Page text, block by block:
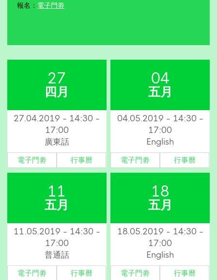
報名： 電子門劵
27
四月
27.04.2019 - 14:30 -
17:00
廣東話
電子門劵 行事曆
04
五月
04.05.2019 - 14:30 -
17:00
English
電子門劵 行事曆
11
五月
11.05.2019 - 14:30 -
17:00
普通話
電子門劵 行事曆
18
五月
18.05.2019 - 14:30 -
17:00
English
電子門劵 行事曆